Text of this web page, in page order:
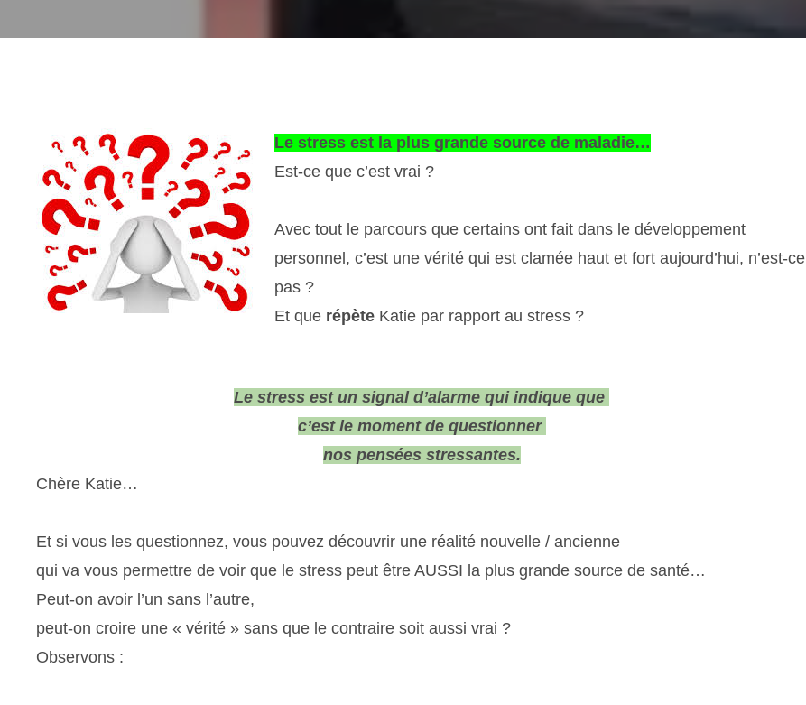
Le stress est la plus grande source de maladie…
Est-ce que c’est vrai ?
Avec tout le parcours que certains ont fait dans le développement
personnel, c’est une vérité qui est clamée haut et fort aujourd’hui, n’est-ce
pas ?
Et que répèteKatie par rapport au stress ?
Le stress est un signal d’alarme qui indique que
c’est le moment de questionner
nos pensées stressantes.
Chère Katie…
Et si vous les questionnez, vous pouvez découvrir une réalité nouvelle / ancienne
qui va vous permettre de voir que le stress peut être AUSSI la plus grande source de santé…
Peut-on avoir l’un sans l’autre,
peut-on croire une « vérité » sans que le contraire soit aussi vrai ?
Observons :